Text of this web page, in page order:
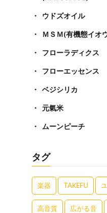
ウドズオイル
ＭＳＭ(有機態イオ
フローラディクス
フローエッセンス
ベジシリカ
元氣米
ムーンピーチ
タグ
楽器 TAKEFU
高音質 広がる音